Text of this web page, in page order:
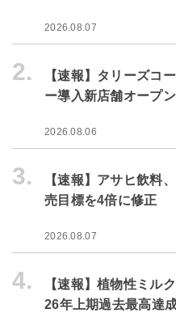
2026.08.07
2.
【速報】タリーズコ
ー導入新店舗オープン
2026.08.06
3.
【速報】アサヒ飲
売目標を4倍に修正
2026.08.07
4.
【速報】植物性ミル
26年上期過去最高達